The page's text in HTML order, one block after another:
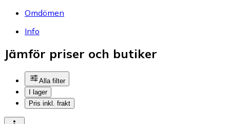
Omdömen
Info
Jämför priser och butiker
Alla filter
I lager
Pris inkl. frakt